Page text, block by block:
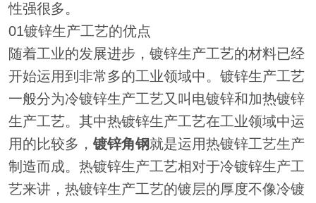
性强很多。
01镀锌生产工艺的优点
随着工业的发展进步，镀锌生产工艺的材料已经
开始运用到非常多的工业领域中。镀锌生产工艺
一般分为冷镀锌生产工艺又叫电镀锌和加热镀锌
生产工艺。其中热镀锌生产工艺在工业领域中运
用的比较多， 镀锌角钢就是运用热镀锌工艺生产
制造而成。热镀锌生产工艺相对于冷镀锌生产工
艺来讲，热镀锌生产工艺的镀层的厚度不像冷镀